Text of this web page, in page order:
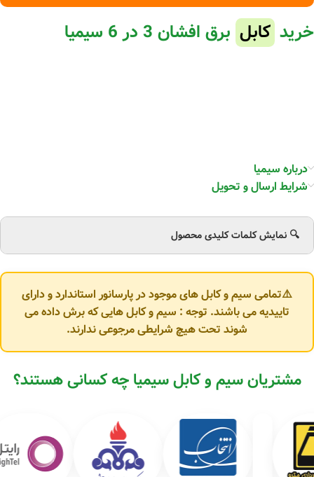
خرید کابل برق افشان 3 در 6 سیمیا
درباره سیمیا
شرایط ارسال و تحویل
🔍 نمایش کلمات کلیدی محصول
⚠️تمامی سیم و کابل های موجود در پارسانور استاندارد و دارای
تاییدیه می باشند. توجه : سیم و کابل هایی که برش داده می
شوند تحت هیچ شرایطی مرجوعی ندارند.
مشتریان سیم و کابل سیمیا چه کسانی هستند؟